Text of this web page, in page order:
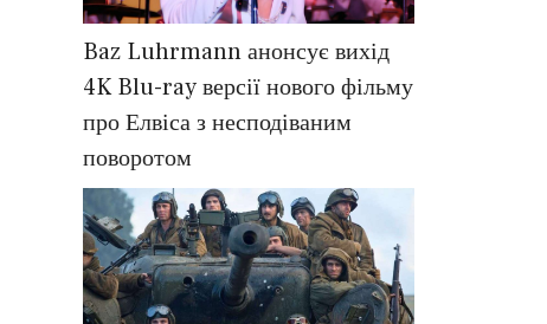
Baz Luhrmann анонсує вихід
4K Blu-ray версії нового фільму
про Елвіса з несподіваним
поворотом